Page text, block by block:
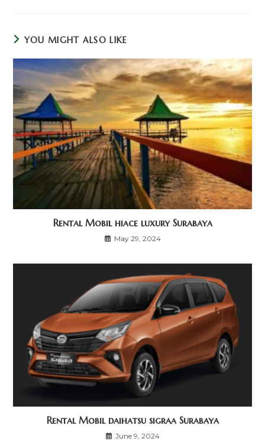
YOU MIGHT ALSO LIKE
Rental Mobil hiace luxury Surabaya
May 29, 2024
Rental Mobil daihatsu sigraa Surabaya
June 9, 2024